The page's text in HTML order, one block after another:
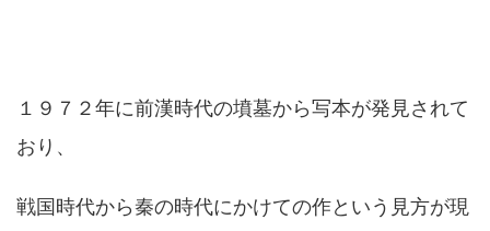
１９７２年に前漢時代の墳墓から写本が発見されて
おり、
戦国時代から秦の時代にかけての作という見方が現